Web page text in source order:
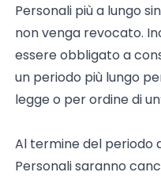
Personali più a lungo
non venga revocato.
essere obbligato a
un periodo più lungo
legge o per ordine di
Al termine del periodo
Personali saranno